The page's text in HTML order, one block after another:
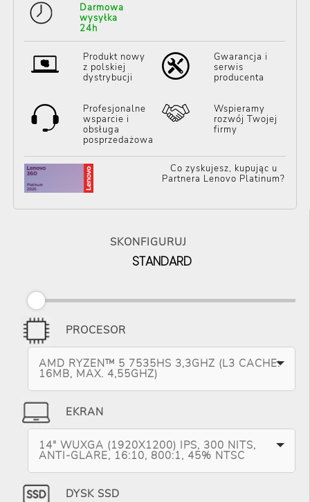
Darmowa
wysyłka
24h
Produkt nowy
z polskiej
dystrybucji
Gwarancja i
serwis
producenta
Profesjonalne
wsparcie i
obsługa
posprzedażowa
Wspieramy
rozwój Twojej
firmy
Co zyskujesz, kupując u
Partnera Lenovo Platinum?
SKONFIGURUJ
STANDARD
PROCESOR
AMD RYZEN™ 5 7535HS 3,3GHZ (L3 CACHE:
16MB, MAX. 4,55GHZ)
EKRAN
14" WUXGA (1920X1200) IPS, 300 NITS,
ANTI-GLARE, 16:10, 800:1, 45% NTSC
DYSK SSD